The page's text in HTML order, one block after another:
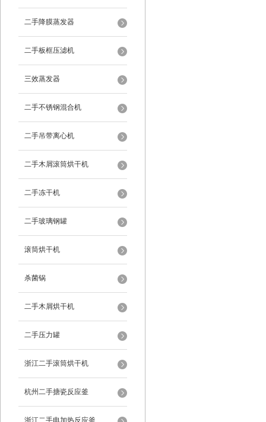
二手降膜蒸发器
二手板框压滤机
三效蒸发器
二手不锈钢混合机
二手吊带离心机
二手木屑滚筒烘干机
二手冻干机
二手玻璃钢罐
滚筒烘干机
杀菌锅
二手木屑烘干机
二手压力罐
浙江二手滚筒烘干机
杭州二手搪瓷反应釜
浙江二手电加热反应釜